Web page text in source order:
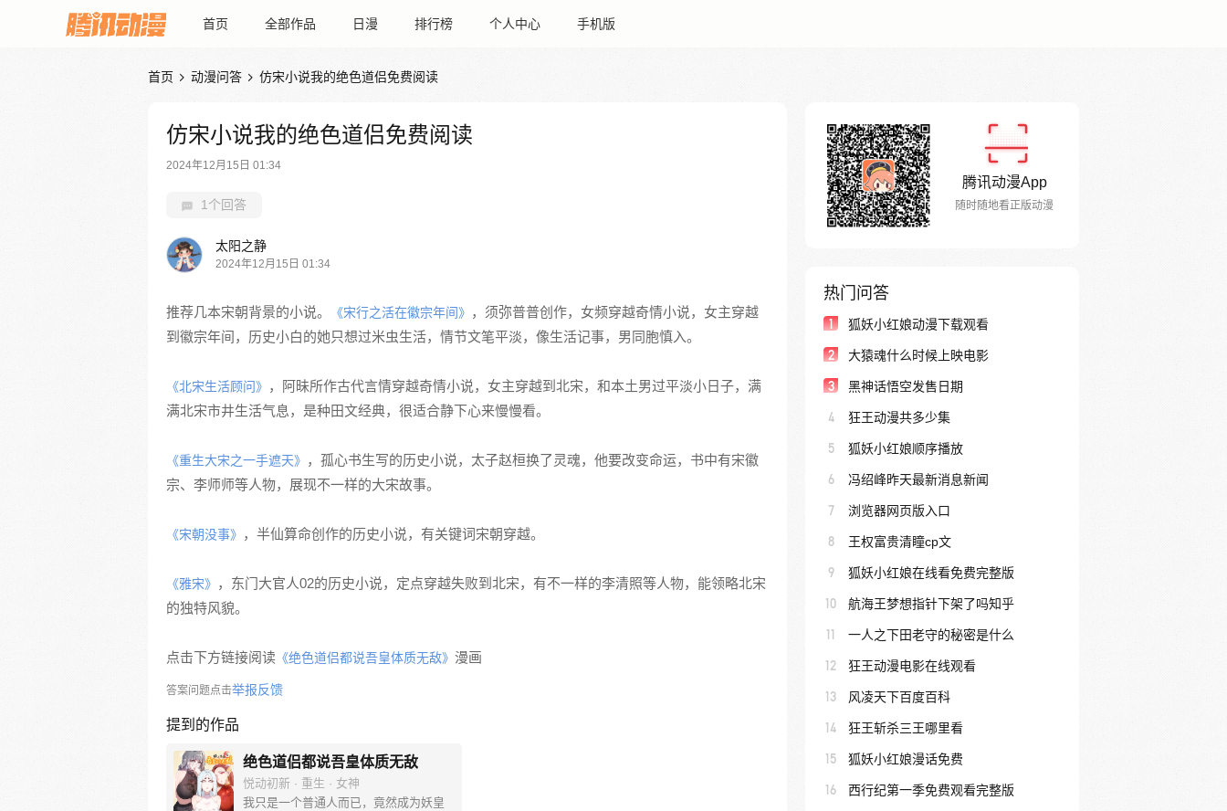
首页 全部作品 日漫 排行榜 个人中心 手机版
首页  动漫问答  仿宋小说我的绝色道侣免费阅读
仿宋小说我的绝色道侣免费阅读
2024年12月15日 01:34
1个回答
太阳之静
2024年12月15日 01:34
推荐几本宋朝背景的小说。 《宋行之活在徽宗年间》 ，须弥普普创作，女频穿越奇情小说，女主穿越
到徽宗年间，历史小白的她只想过米虫生活，情节文笔平淡，像生活记事，男同胞慎入。
《北宋生活顾问》 ，阿昧所作古代言情穿越奇情小说，女主穿越到北宋，和本土男过平淡小日子，满
满北宋市井生活气息，是种田文经典，很适合静下心来慢慢看。
《重生大宋之一手遮天》 ，孤心书生写的历史小说，太子赵桓换了灵魂，他要改变命运，书中有宋徽
宗、李师师等人物，展现不一样的大宋故事。
《宋朝没事》 ，半仙算命创作的历史小说，有关键词宋朝穿越。
《雅宋》 ，东门大官人02的历史小说，定点穿越失败到北宋，有不一样的李清照等人物，能领略北宋
的独特风貌。
点击下方链接阅读 《绝色道侣都说吾皇体质无敌》 漫画
答案问题点击举报反馈
提到的作品
绝色道侣都说吾皇体质无敌
悦动初新 · 重生 · 女神
我只是一个普通人而已，竟然成为妖皇
腾讯动漫App
随时随地看正版动漫
热门问答
1 狐妖小红娘动漫下载观看
2 大猿魂什么时候上映电影
3 黑神话悟空发售日期
4 狂王动漫共多少集
5 狐妖小红娘顺序播放
6 冯绍峰昨天最新消息新闻
7 浏览器网页版入口
8 王权富贵清瞳cp文
9 狐妖小红娘在线看免费完整版
10 航海王梦想指针下架了吗知乎
11 一人之下田老守的秘密是什么
12 狂王动漫电影在线观看
13 风凌天下百度百科
14 狂王斩杀三王哪里看
15 狐妖小红娘漫话免费
16 西行纪第一季免费观看完整版